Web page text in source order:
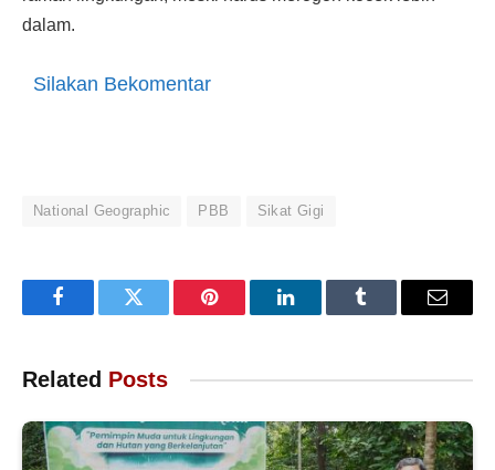
dalam.
Silakan Bekomentar
National Geographic PBB Sikat Gigi
FacebookTwitter Pinterest LinkedInTumblr Email
Related Posts